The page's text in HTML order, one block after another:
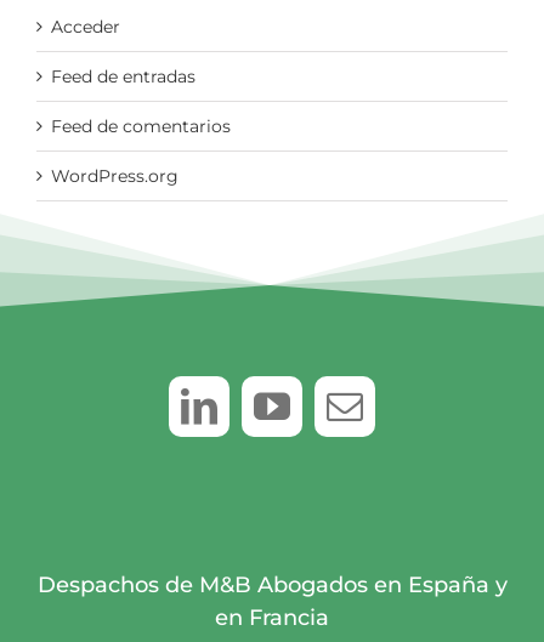
Acceder
Feed de entradas
Feed de comentarios
WordPress.org
Despachos de M&B Abogados en España y
en Francia